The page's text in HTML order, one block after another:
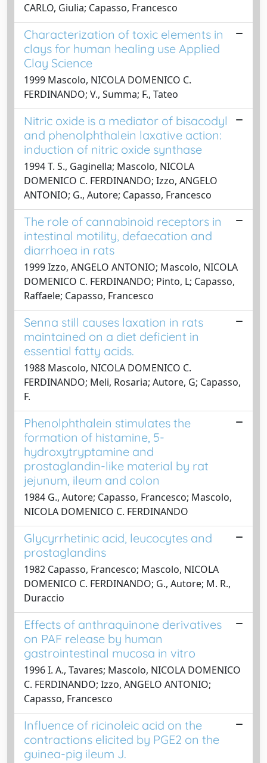
CARLO, Giulia; Capasso, Francesco
Characterization of toxic elements in
clays for human healing use Applied
Clay Science
1999 Mascolo, NICOLA DOMENICO C.
FERDINANDO; V., Summa; F., Tateo
Nitric oxide is a mediator of bisacodyl
and phenolphthalein laxative action:
induction of nitric oxide synthase
1994 T. S., Gaginella; Mascolo, NICOLA
DOMENICO C. FERDINANDO; Izzo, ANGELO
ANTONIO; G., Autore; Capasso, Francesco
The role of cannabinoid receptors in
intestinal motility, defaecation and
diarrhoea in rats
1999 Izzo, ANGELO ANTONIO; Mascolo, NICOLA
DOMENICO C. FERDINANDO; Pinto, L; Capasso,
Raffaele; Capasso, Francesco
Senna still causes laxation in rats
maintained on a diet deficient in
essential fatty acids.
1988 Mascolo, NICOLA DOMENICO C.
FERDINANDO; Meli, Rosaria; Autore, G; Capasso,
F.
Phenolphthalein stimulates the
formation of histamine, 5-
hydroxytryptamine and
prostaglandin-like material by rat
jejunum, ileum and colon
1984 G., Autore; Capasso, Francesco; Mascolo,
NICOLA DOMENICO C. FERDINANDO
Glycyrrhetinic acid, leucocytes and
prostaglandins
1982 Capasso, Francesco; Mascolo, NICOLA
DOMENICO C. FERDINANDO; G., Autore; M. R.,
Duraccio
Effects of anthraquinone derivatives
on PAF release by human
gastrointestinal mucosa in vitro
1996 I. A., Tavares; Mascolo, NICOLA DOMENICO
C. FERDINANDO; Izzo, ANGELO ANTONIO;
Capasso, Francesco
Influence of ricinoleic acid on the
contractions elicited by PGE2 on the
guinea-pig ileum J.